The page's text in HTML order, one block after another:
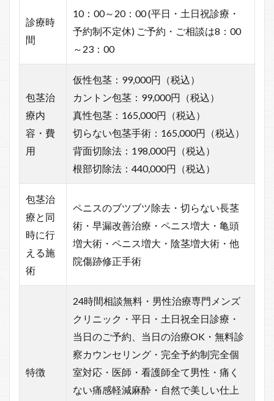
診療時
間
10：00～20：00 (平日・土日祝診療・
予約制不定休) ご予約・ご相談は8：00
～23：00
包茎治
療内
容・費
用
仮性包茎：99,000円（税込）
カントン包茎：99,000円（税込）
真性包茎：165,000円（税込）
切らない包茎手術：165,000円（税込）
背面切除法：198,000円（税込）
根部切除法：440,000円（税込）
包茎治
療と同
時に行
える施
術
ペニスのブツブツ除去・切らない長茎
術・早漏改善治療・ペニス増大・亀頭
増大術・ペニス増大・陰茎増大術・他
院傷跡修正手術
特徴
24時間相談無料・男性治療専門メンズ
クリニック・平日・土日祝全日診療・
当日のご予約、当日の治療OK・無料診
察カウンセリング・完全予約制完全個
室対応・医師・看護師全て男性・痛く
ない痛感軽減麻酔・自然で美しい仕上